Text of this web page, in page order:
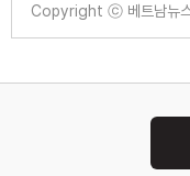
Copyright ⓒ 베트남뉴